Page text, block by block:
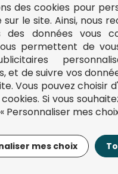
= 6,95 € (France) / gratuit
: le site référence pour
qualité à bon prix.
© Fou-de-puzzle.com 2011 -
des cookies pour
le site. Ainsi, nous
des données vous
permettent de
et de suivre vos
Vous pouvez choisir
Si vous
Personnaliser mes
mes choix